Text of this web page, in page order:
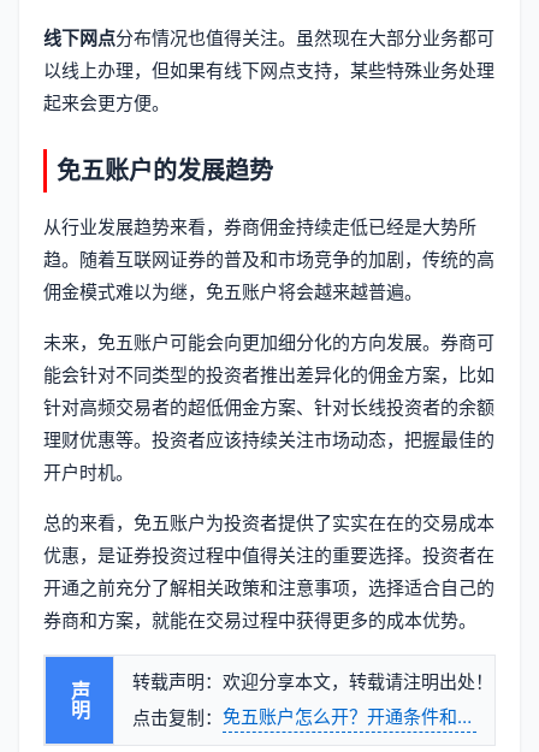
线下网点分布情况也值得关注。虽然现在大部分业务都可
以线上办理，但如果有线下网点支持，某些特殊业务处理
起来会更方便。
免五账户的发展趋势
从行业发展趋势来看，券商佣金持续走低已经是大势所
趋。随着互联网证券的普及和市场竞争的加剧，传统的高
佣金模式难以为继，免五账户将会越来越普遍。
未来，免五账户可能会向更加细分化的方向发展。券商可
能会针对不同类型的投资者推出差异化的佣金方案，比如
针对高频交易者的超低佣金方案、针对长线投资者的余额
理财优惠等。投资者应该持续关注市场动态，把握最佳的
开户时机。
总的来看，免五账户为投资者提供了实实在在的交易成本
优惠，是证券投资过程中值得关注的重要选择。投资者在
开通之前充分了解相关政策和注意事项，选择适合自己的
券商和方案，就能在交易过程中获得更多的成本优势。
声明
转载声明：欢迎分享本文，转载请注明出处！
点击复制： 免五账户怎么开？开通条件和操作流程